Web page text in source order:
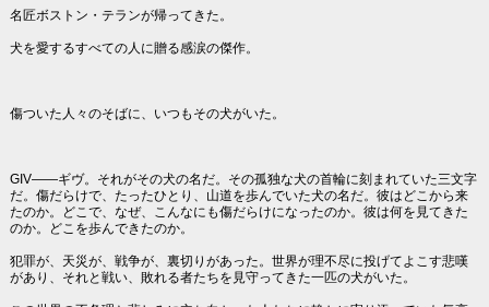
名匠ボストン・テランが帰ってきた。
犬を愛するすべての人に贈る感涙の傑作。
傷ついた人々のそばに、いつもその犬がいた。
GIV――ギヴ。それがその犬の名だ。その孤独な犬の首輪に刻まれていた三文字
だ。傷だらけで、たったひとり、山道を歩んでいた犬の名だ。彼はどこから来
たのか。どこで、なぜ、こんなにも傷だらけになったのか。彼は何を見てきた
のか。どこを歩んできたのか。
犯罪が、天災が、戦争が、裏切りがあった。世界が理不尽に投げてよこす悲嘆
があり、それと戦い、敗れる者たちを見守ってきた一匹の犬がいた。